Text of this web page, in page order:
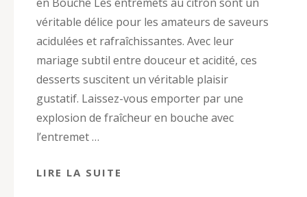
véritable délice pour les amateurs de saveurs
acidulées et rafraîchissantes. Avec leur
mariage subtil entre douceur et acidité, ces
desserts suscitent un véritable plaisir
gustatif. Laissez-vous emporter par une
explosion de fraîcheur en bouche avec
l’entremet …
LIRE LA SUITE